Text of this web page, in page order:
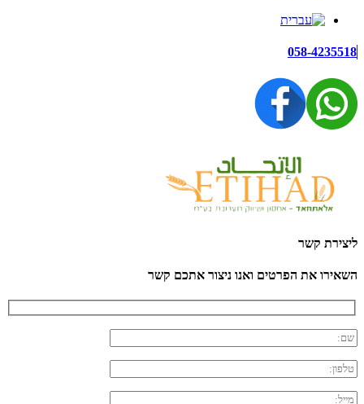
058-4235518
ליצירת קשר
השאירו את הפרטים ואנו ניצור אתכם קשר